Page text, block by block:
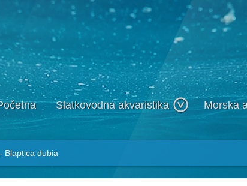
Slatkovodna akvaristika Morska
Blaptica dubia